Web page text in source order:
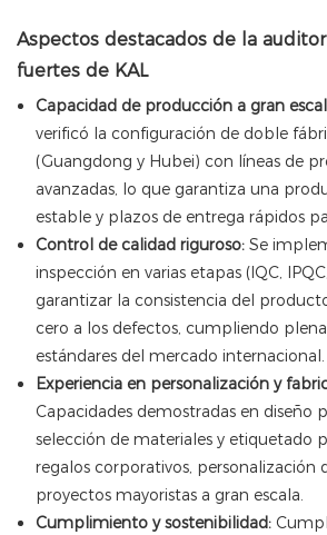
Aspectos destacados de la
fuertes de KAL
Capacidad de producción a gran
verificó la configuración de doble
(Guangdong y Hubei) con líneas de
avanzadas, lo que garantiza una
estable y plazos de entrega rápidos
Control de calidad riguroso:Se
inspección en varias etapas (IQC,
garantizar la consistencia del
cero a los defectos, cumpliendo
estándares del mercado internacional.
Experiencia en personalización y
Capacidades demostradas en diseño
selección de materiales y etiquetado
regalos corporativos, personalización
proyectos mayoristas a gran escala.
Cumplimiento y sostenibilidad: